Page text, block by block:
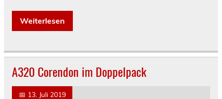
Weiterlesen
A320 Corendon im Doppelpack
📅 13. Juli 2019